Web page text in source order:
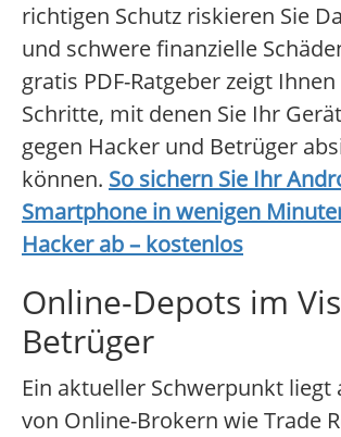
richtigen Schutz riskieren Sie
und schwere finanzielle
gratis PDF-Ratgeber zeigt
Schritte, mit denen Sie Ihr
gegen Hacker und Betrüger
können. So sichern Sie Ihr
Smartphone in wenigen
Hacker ab – kostenlos
Online-Depots im
Betrüger
Ein aktueller Schwerpunkt liegt
von Online-Brokern wie Trade